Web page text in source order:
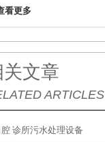
看更多
关文章
ARTICLES
腔 诊所污水处理设备